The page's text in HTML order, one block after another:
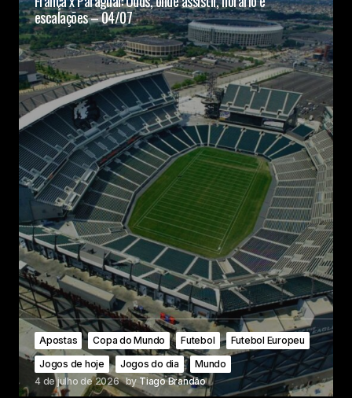
escalações – 04/07
Apostas Copa do Mundo Futebol
Futebol Europeu
Jogos de hoje
Jogos do dia
Mundo
4 de julho de 2026 by Tiago Brandão